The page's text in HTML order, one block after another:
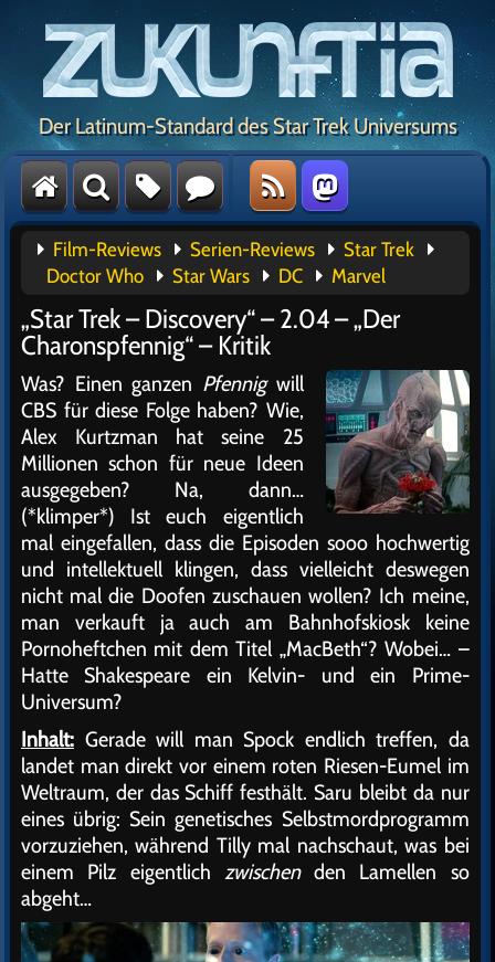
Der Latinum-Standard des Star Trek Universums
Film-Reviews Serien-Reviews
Star Trek
Doctor Who
Star Wars DC Marvel
„Star Trek – Discovery“ – 2.04 – „Der
Charonspfennig“ – Kritik
Was? Einen ganzen Pfennigwill
CBS für diese Folge haben? Wie,
Alex Kurtzman hat seine 25
Millionen schon für neue Ideen
ausgegeben? Na, dann…
(*klimper*) Ist euch eigentlich
mal eingefallen, dass die Episoden sooo hochwertig
und intellektuell klingen, dass vielleicht deswegen
nicht mal die Doofen zuschauen wollen? Ich meine,
man verkauft ja auch am Bahnhofskiosk keine
Pornoheftchen mit dem Titel „MacBeth“? Wobei… –
Hatte Shakespeare ein Kelvin- und ein Prime-
Universum?
Inhalt: Gerade will man Spock endlich treffen, da
landet man direkt vor einem roten Riesen-Eumel im
Weltraum, der das Schiff festhält. Saru bleibt da nur
eines übrig: Sein genetisches Selbstmordprogramm
vorzuziehen, während Tilly mal nachschaut, was bei
einem Pilz eigentlich zwischenden Lamellen so
abgeht…